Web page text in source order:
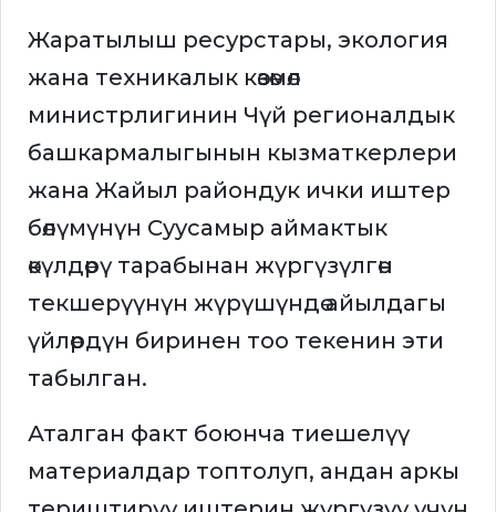
Жаратылыш ресурстары, экология
жана техникалык көзөмөл
министрлигинин Чүй регионалдык
башкармалыгынын кызматкерлери
жана Жайыл райондук ички иштер
бөлүмүнүн Суусамыр аймактык
өкүлдөрү тарабынан жүргүзүлгөн
текшерүүнүн жүрүшүндө айылдагы
үйлөрдүн биринен тоо текенин эти
табылган.
Аталган факт боюнча тиешелүү
материалдар топтолуп, андан аркы